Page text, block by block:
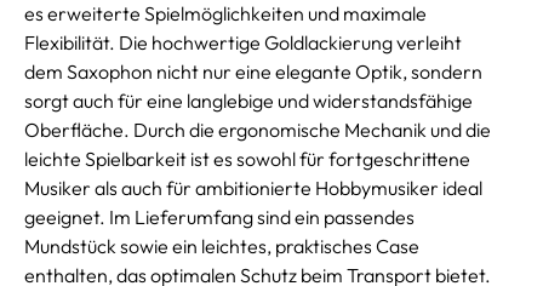
es erweiterte Spielmöglichkeiten und maximale
Flexibilität. Die hochwertige Goldlackierung verleiht
dem Saxophon nicht nur eine elegante Optik, sondern
sorgt auch für eine langlebige und widerstandsfähige
Oberfläche. Durch die ergonomische Mechanik und die
leichte Spielbarkeit ist es sowohl für fortgeschrittene
Musiker als auch für ambitionierte Hobbymusiker ideal
geeignet. Im Lieferumfang sind ein passendes
Mundstück sowie ein leichtes, praktisches Case
enthalten, das optimalen Schutz beim Transport bietet.